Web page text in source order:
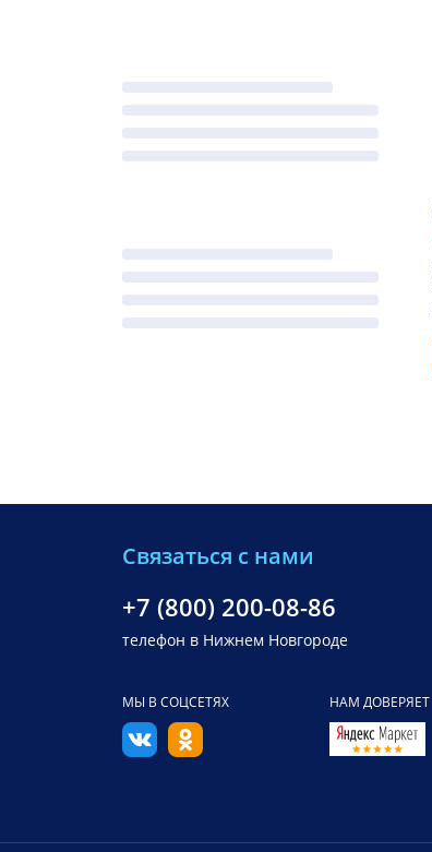
Связаться с нами
+7 (800) 200-08-86
телефон в Нижнем Новгороде
МЫ В СОЦСЕТЯХ НАМ ДОВЕРЯЕТ